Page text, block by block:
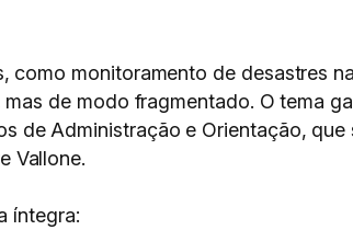
como monitoramento de desastres
de modo fragmentado. O tema
de Administração e Orientação,
Vallone.
íntegra: